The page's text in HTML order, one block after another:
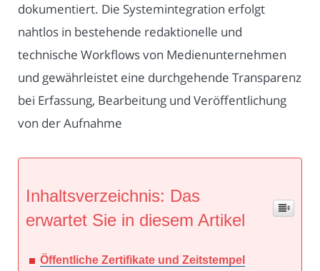
dokumentiert. Die Systemintegration erfolgt
nahtlos in bestehende redaktionelle und
technische Workflows von Medienunternehmen
und gewährleistet eine durchgehende Transparenz
bei Erfassung, Bearbeitung und Veröffentlichung
von der Aufnahme
Inhaltsverzeichnis: Das
erwartet Sie in diesem Artikel
Öffentliche Zertifikate und Zeitstempel